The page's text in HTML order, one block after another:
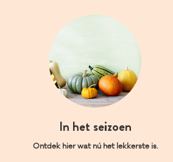
In het seizoen
Ontdek hier wat nú het lekkerste is.